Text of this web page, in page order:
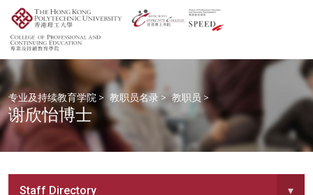
专业及持续教育学院 > 教职员名录 > 教职员 >
谢欣怡博士
Staff Directory ▾